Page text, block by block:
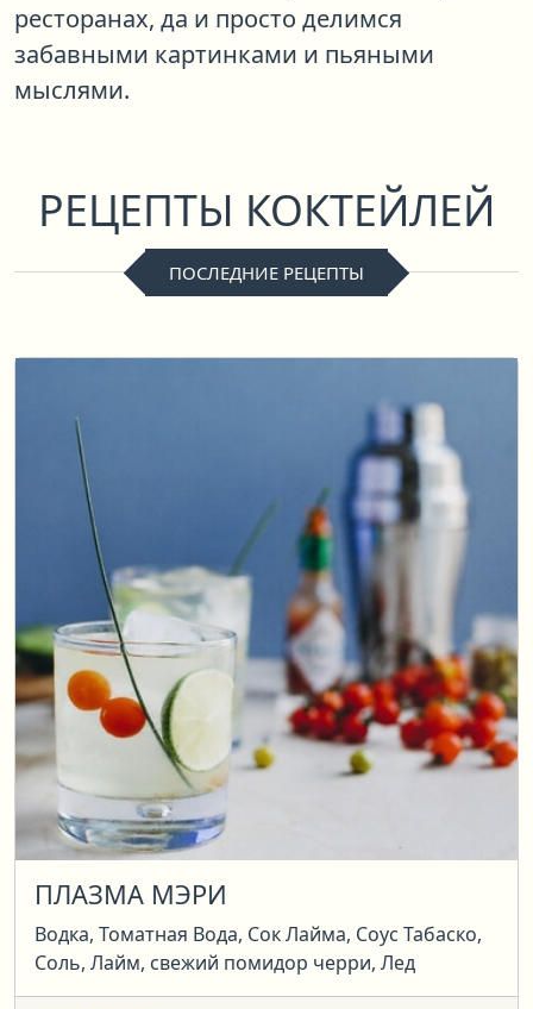
ресторанах, да и просто делимся
забавными картинками и пьяными
мыслями.
РЕЦЕПТЫ КОКТЕЙЛЕЙ
ПОСЛЕДНИЕ РЕЦЕПТЫ
ПЛАЗМА МЭРИ
Водка, Томатная Вода, Сок Лайма, Соус Табаско,
Соль, Лайм, свежий помидор черри, Лед